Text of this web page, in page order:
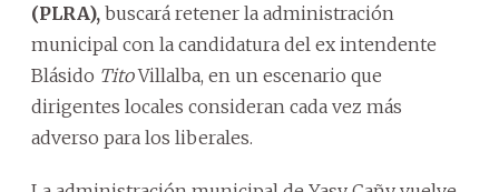
(PLRA), buscará retener la administración
municipal con la candidatura del ex intendente
Blásido TitoVillalba, en un escenario que
dirigentes locales consideran cada vez más
adverso para los liberales.